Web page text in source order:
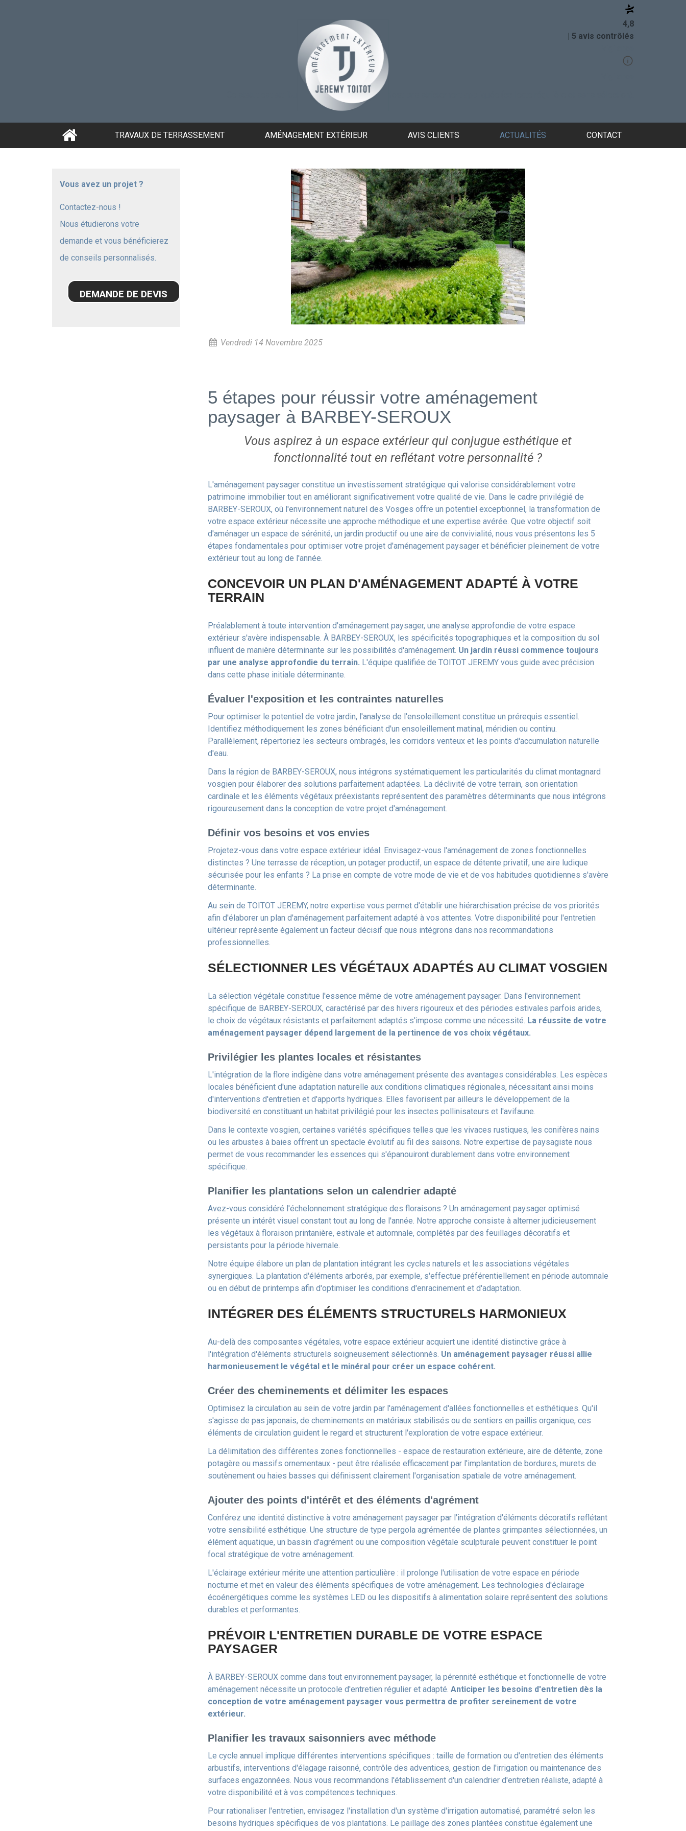
4,8
| 5 avis contrôlés
Ce statut est attribué lorsque notre méthode n'est pas strictement appliquée (collecte régulière et sans sélection).
TRAVAUX DE TERRASSEMENT AMÉNAGEMENT EXTÉRIEUR AVIS CLIENTS ACTUALITÉS CONTACT
Vous avez un projet ?
Contactez-nous !
Nous étudierons votre
demande et vous bénéficierez
de conseils personnalisés.
DEMANDE DE DEVIS
Vendredi 14 Novembre 2025
5 étapes pour réussir votre aménagement
paysager à BARBEY-SEROUX
Vous aspirez à un espace extérieur qui conjugue esthétique et
fonctionnalité tout en reflétant votre personnalité ?
L'aménagement paysager constitue un investissement stratégique qui valorise considérablement votre
patrimoine immobilier tout en améliorant significativement votre qualité de vie. Dans le cadre privilégié de
BARBEY-SEROUX, où l'environnement naturel des Vosges offre un potentiel exceptionnel, la transformation de
votre espace extérieur nécessite une approche méthodique et une expertise avérée. Que votre objectif soit
d'aménager un espace de sérénité, un jardin productif ou une aire de convivialité, nous vous présentons les 5
étapes fondamentales pour optimiser votre projet d'aménagement paysager et bénéficier pleinement de votre
extérieur tout au long de l'année.
CONCEVOIR UN PLAN D'AMÉNAGEMENT ADAPTÉ À VOTRE
TERRAIN
Préalablement à toute intervention d'aménagement paysager, une analyse approfondie de votre espace
extérieur s'avère indispensable. À BARBEY-SEROUX, les spécificités topographiques et la composition du sol
influent de manière déterminante sur les possibilités d'aménagement. Un jardin réussi commence toujours
par une analyse approfondie du terrain. L'équipe qualifiée de TOITOT JEREMY vous guide avec précision
dans cette phase initiale déterminante.
Évaluer l'exposition et les contraintes naturelles
Pour optimiser le potentiel de votre jardin, l'analyse de l'ensoleillement constitue un prérequis essentiel.
Identifiez méthodiquement les zones bénéficiant d'un ensoleillement matinal, méridien ou continu.
Parallèlement, répertoriez les secteurs ombragés, les corridors venteux et les points d'accumulation naturelle
d'eau.
Dans la région de BARBEY-SEROUX, nous intégrons systématiquement les particularités du climat montagnard
vosgien pour élaborer des solutions parfaitement adaptées. La déclivité de votre terrain, son orientation
cardinale et les éléments végétaux préexistants représentent des paramètres déterminants que nous intégrons
rigoureusement dans la conception de votre projet d'aménagement.
Définir vos besoins et vos envies
Projetez-vous dans votre espace extérieur idéal. Envisagez-vous l'aménagement de zones fonctionnelles
distinctes ? Une terrasse de réception, un potager productif, un espace de détente privatif, une aire ludique
sécurisée pour les enfants ? La prise en compte de votre mode de vie et de vos habitudes quotidiennes s'avère
déterminante.
Au sein de TOITOT JEREMY, notre expertise vous permet d'établir une hiérarchisation précise de vos priorités
afin d'élaborer un plan d'aménagement parfaitement adapté à vos attentes. Votre disponibilité pour l'entretien
ultérieur représente également un facteur décisif que nous intégrons dans nos recommandations
professionnelles.
SÉLECTIONNER LES VÉGÉTAUX ADAPTÉS AU CLIMAT VOSGIEN
La sélection végétale constitue l'essence même de votre aménagement paysager. Dans l'environnement
spécifique de BARBEY-SEROUX, caractérisé par des hivers rigoureux et des périodes estivales parfois arides,
le choix de végétaux résistants et parfaitement adaptés s'impose comme une nécessité. La réussite de votre
aménagement paysager dépend largement de la pertinence de vos choix végétaux.
Privilégier les plantes locales et résistantes
L'intégration de la flore indigène dans votre aménagement présente des avantages considérables. Les espèces
locales bénéficient d'une adaptation naturelle aux conditions climatiques régionales, nécessitant ainsi moins
d'interventions d'entretien et d'apports hydriques. Elles favorisent par ailleurs le développement de la
biodiversité en constituant un habitat privilégié pour les insectes pollinisateurs et l'avifaune.
Dans le contexte vosgien, certaines variétés spécifiques telles que les vivaces rustiques, les conifères nains
ou les arbustes à baies offrent un spectacle évolutif au fil des saisons. Notre expertise de paysagiste nous
permet de vous recommander les essences qui s'épanouiront durablement dans votre environnement
spécifique.
Planifier les plantations selon un calendrier adapté
Avez-vous considéré l'échelonnement stratégique des floraisons ? Un aménagement paysager optimisé
présente un intérêt visuel constant tout au long de l'année. Notre approche consiste à alterner judicieusement
les végétaux à floraison printanière, estivale et automnale, complétés par des feuillages décoratifs et
persistants pour la période hivernale.
Notre équipe élabore un plan de plantation intégrant les cycles naturels et les associations végétales
synergiques. La plantation d'éléments arborés, par exemple, s'effectue préférentiellement en période automnale
ou en début de printemps afin d'optimiser les conditions d'enracinement et d'adaptation.
INTÉGRER DES ÉLÉMENTS STRUCTURELS HARMONIEUX
Au-delà des composantes végétales, votre espace extérieur acquiert une identité distinctive grâce à
l'intégration d'éléments structurels soigneusement sélectionnés. Un aménagement paysager réussi allie
harmonieusement le végétal et le minéral pour créer un espace cohérent.
Créer des cheminements et délimiter les espaces
Optimisez la circulation au sein de votre jardin par l'aménagement d'allées fonctionnelles et esthétiques. Qu'il
s'agisse de pas japonais, de cheminements en matériaux stabilisés ou de sentiers en paillis organique, ces
éléments de circulation guident le regard et structurent l'exploration de votre espace extérieur.
La délimitation des différentes zones fonctionnelles - espace de restauration extérieure, aire de détente, zone
potagère ou massifs ornementaux - peut être réalisée efficacement par l'implantation de bordures, murets de
soutènement ou haies basses qui définissent clairement l'organisation spatiale de votre aménagement.
Ajouter des points d'intérêt et des éléments d'agrément
Conférez une identité distinctive à votre aménagement paysager par l'intégration d'éléments décoratifs reflétant
votre sensibilité esthétique. Une structure de type pergola agrémentée de plantes grimpantes sélectionnées, un
élément aquatique, un bassin d'agrément ou une composition végétale sculpturale peuvent constituer le point
focal stratégique de votre aménagement.
L'éclairage extérieur mérite une attention particulière : il prolonge l'utilisation de votre espace en période
nocturne et met en valeur des éléments spécifiques de votre aménagement. Les technologies d'éclairage
écoénergétiques comme les systèmes LED ou les dispositifs à alimentation solaire représentent des solutions
durables et performantes.
PRÉVOIR L'ENTRETIEN DURABLE DE VOTRE ESPACE
PAYSAGER
À BARBEY-SEROUX comme dans tout environnement paysager, la pérennité esthétique et fonctionnelle de votre
aménagement nécessite un protocole d'entretien régulier et adapté. Anticiper les besoins d'entretien dès la
conception de votre aménagement paysager vous permettra de profiter sereinement de votre
extérieur.
Planifier les travaux saisonniers avec méthode
Le cycle annuel implique différentes interventions spécifiques : taille de formation ou d'entretien des éléments
arbustifs, interventions d'élagage raisonné, contrôle des adventices, gestion de l'irrigation ou maintenance des
surfaces engazonnées. Nous vous recommandons l'établissement d'un calendrier d'entretien réaliste, adapté à
votre disponibilité et à vos compétences techniques.
Pour rationaliser l'entretien, envisagez l'installation d'un système d'irrigation automatisé, paramétré selon les
besoins hydriques spécifiques de vos plantations. Le paillage des zones plantées constitue également une